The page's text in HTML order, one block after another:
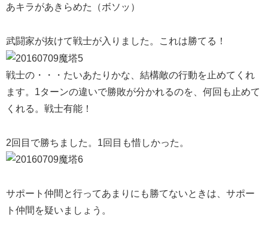
あキラがあきらめた（ボソッ）
武闘家が抜けて戦士が入りました。これは勝てる！
戦士の・・・たいあたりかな、結構敵の行動を止めてくれ
ます。1ターンの違いで勝敗が分かれるのを、何回も止めて
くれる。戦士有能！
2回目で勝ちました。1回目も惜しかった。
サポート仲間と行ってあまりにも勝てないときは、サポー
ト仲間を疑いましょう。